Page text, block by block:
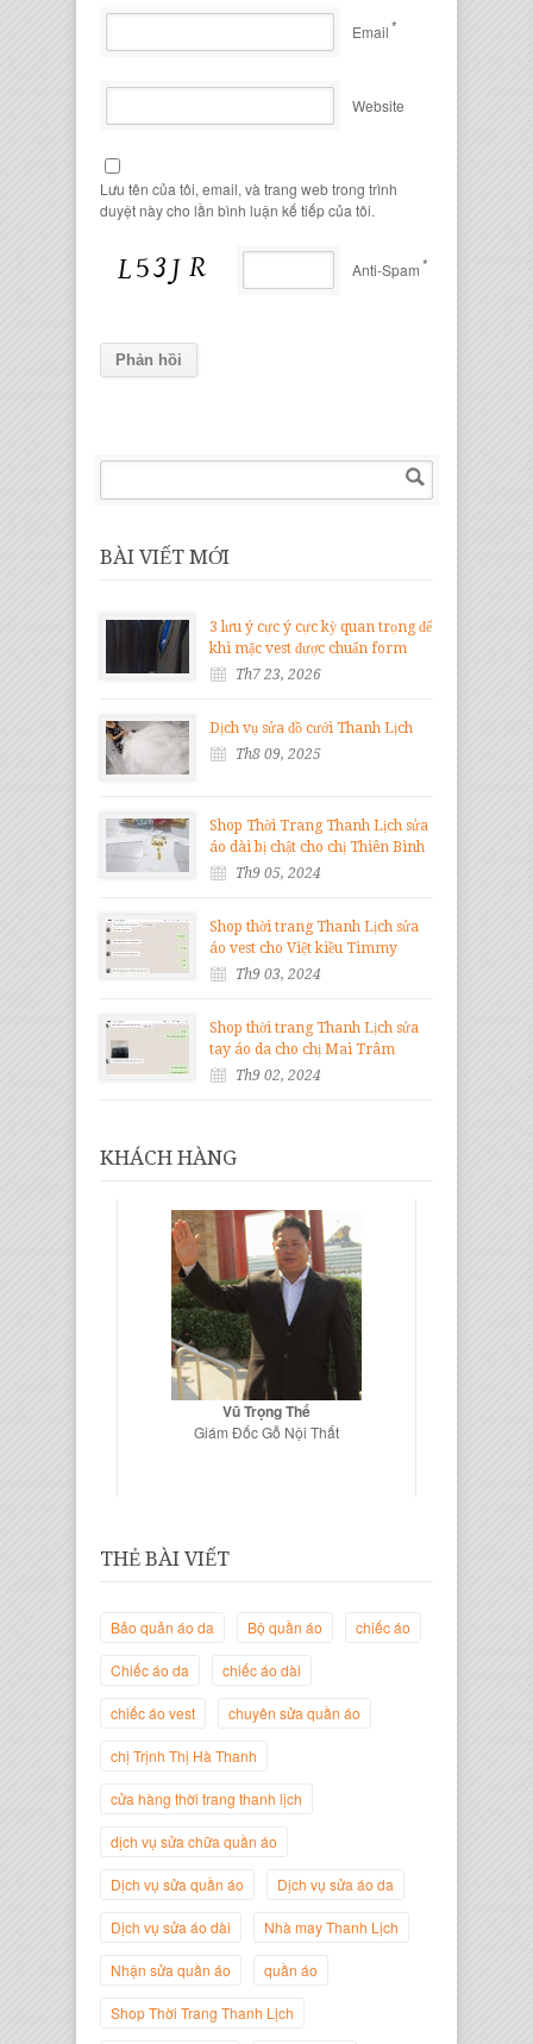
Email*
Website
Lưu tên của tôi, email, và trang web trong trình
duyệt này cho lần bình luận kế tiếp của tôi.
Anti-Spam*
BÀI VIẾT MỚI
3 lưu ý cực ý cực kỳ quan trọng để
khi mặc vest được chuẩn form
Th7 23, 2026
Dịch vụ sửa đồ cưới Thanh Lịch
Th8 09, 2025
Shop Thời Trang Thanh Lịch sửa
áo dài bị chật cho chị Thiên Bình
Th9 05, 2024
Shop thời trang Thanh Lịch sửa
áo vest cho Việt kiều Timmy
Th9 03, 2024
Shop thời trang Thanh Lịch sửa
tay áo da cho chị Mai Trâm
Th9 02, 2024
KHÁCH HÀNG
Vũ Trọng Thế
Giám Đốc Gỗ Nội Thất
Giám Đốc Thương Hiệu Giày Thời
THẺ BÀI VIẾT
Bảo quản áo da Bộ quần áo chiếc áo
Chiếc áo da chiếc áo dài
chiếc áo vest chuyên sửa quần áo
chị Trịnh Thị Hà Thanh
cửa hàng thời trang thanh lịch
dịch vụ sửa chữa quần áo
Dịch vụ sửa quần áo Dịch vụ sửa áo da
Dịch vụ sửa áo dài Nhà may Thanh Lịch
Nhận sửa quần áo quần áo
Shop Thời Trang Thanh Lịch